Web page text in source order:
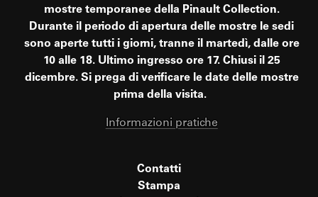
mostre temporanee della Pinault Collection.
Durante il periodo di apertura delle mostre le sedi
sono aperte tutti i giorni, tranne il martedì, dalle ore
10 alle 18. Ultimo ingresso ore 17. Chiusi il 25
dicembre. Si prega di verificare le date delle mostre
prima della visita.
Informazioni pratiche
Contatti
Stampa